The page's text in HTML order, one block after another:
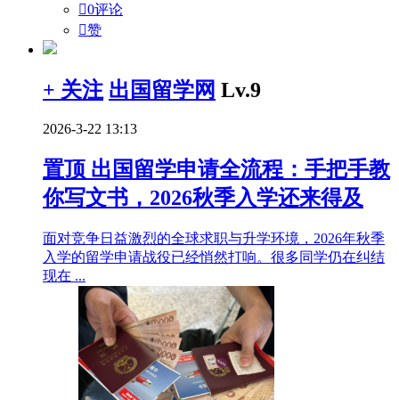
0评论
赞
+ 关注 出国留学网 Lv.9
2026-3-22 13:13
置顶 出国留学申请全流程：手把手教
你写文书，2026秋季入学还来得及
面对竞争日益激烈的全球求职与升学环境，2026年秋季
入学的留学申请战役已经悄然打响。很多同学仍在纠结
现在 ...